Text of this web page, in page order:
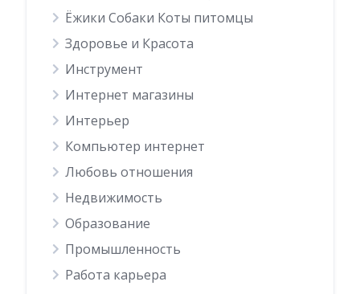
Ёжики Собаки Коты питомцы
Здоровье и Красота
Инструмент
Интернет магазины
Интерьер
Компьютер интернет
Любовь отношения
Недвижимость
Образование
Промышленность
Работа карьера